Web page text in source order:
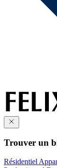
Trouver un
Résidentiel